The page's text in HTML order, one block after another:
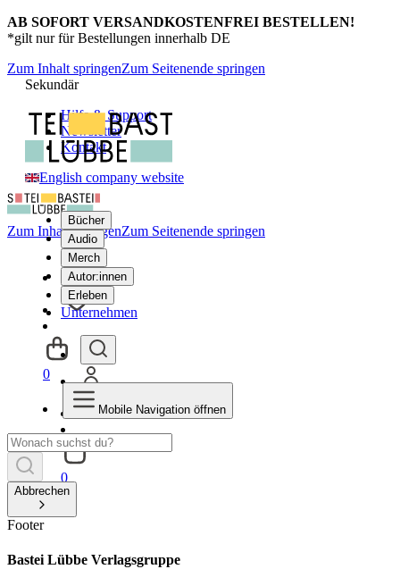
AB SOFORT VERSANDKOSTENFREI BESTELLEN!
*gilt nur für Bestellungen innerhalb DE
Zum Inhalt springenZum Seitenende springen
Sekundär
Hilfe & Support
Newsletter
Kontakt
English company website
Bücher
Audio
Merch
Autor:innen
Erleben
Unternehmen
0
Zum Inhalt springenZum Seitenende springen
0
Mobile Navigation öffnen
Abbrechen
Footer
Bastei Lübbe Verlagsgruppe